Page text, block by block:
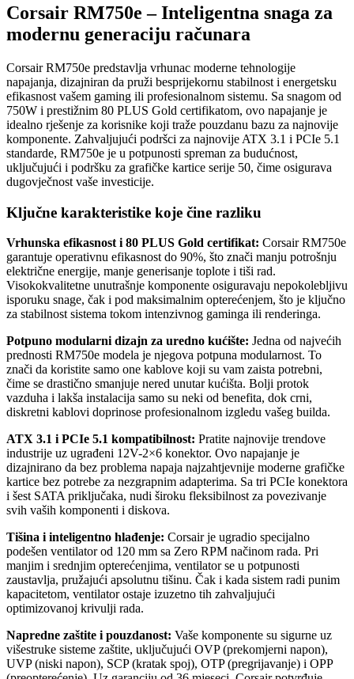
Corsair RM750e – Inteligentna snaga za
modernu generaciju računara
Corsair RM750e predstavlja vrhunac moderne tehnologije
napajanja, dizajniran da pruži besprijekornu stabilnost i energetsku
efikasnost vašem gaming ili profesionalnom sistemu. Sa snagom od
750W i prestižnim 80 PLUS Gold certifikatom, ovo napajanje je
idealno rješenje za korisnike koji traže pouzdanu bazu za najnovije
komponente. Zahvaljujući podršci za najnovije ATX 3.1 i PCIe 5.1
standarde, RM750e je u potpunosti spreman za budućnost,
uključujući i podršku za grafičke kartice serije 50, čime osigurava
dugovječnost vaše investicije.
Ključne karakteristike koje čine razliku
Vrhunska efikasnost i 80 PLUS Gold certifikat: Corsair RM750e
garantuje operativnu efikasnost do 90%, što znači manju potrošnju
električne energije, manje generisanje toplote i tiši rad.
Visokokvalitetne unutrašnje komponente osiguravaju nepokolebljivu
isporuku snage, čak i pod maksimalnim opterećenjem, što je ključno
za stabilnost sistema tokom intenzivnog gaminga ili renderinga.
Potpuno modularni dizajn za uredno kućište: Jedna od najvećih
prednosti RM750e modela je njegova potpuna modularnost. To
znači da koristite samo one kablove koji su vam zaista potrebni,
čime se drastično smanjuje nered unutar kućišta. Bolji protok
vazduha i lakša instalacija samo su neki od benefita, dok crni,
diskretni kablovi doprinose profesionalnom izgledu vašeg builda.
ATX 3.1 i PCIe 5.1 kompatibilnost: Pratite najnovije trendove
industrije uz ugrađeni 12V-2×6 konektor. Ovo napajanje je
dizajnirano da bez problema napaja najzahtjevnije moderne grafičke
kartice bez potrebe za nezgrapnim adapterima. Sa tri PCIe konektora
i šest SATA priključaka, nudi široku fleksibilnost za povezivanje
svih vaših komponenti i diskova.
Tišina i inteligentno hlađenje: Corsair je ugradio specijalno
podešen ventilator od 120 mm sa Zero RPM načinom rada. Pri
manjim i srednjim opterećenjima, ventilator se u potpunosti
zaustavlja, pružajući apsolutnu tišinu. Čak i kada sistem radi punim
kapacitetom, ventilator ostaje izuzetno tih zahvaljujući
optimizovanoj krivulji rada.
Napredne zaštite i pouzdanost: Vaše komponente su sigurne uz
višestruke sisteme zaštite, uključujući OVP (prekomjerni napon),
UVP (niski napon), SCP (kratak spoj), OTP (pregrijavanje) i OPP